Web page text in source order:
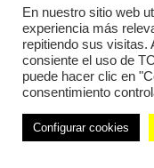
Meta
Acceder
Feed de entradas
Feed de comentarios
En nuestro sitio web
experiencia más
repitiendo sus visitas.
consiente el uso de
puede hacer clic en
consentimiento
Configurar cookies